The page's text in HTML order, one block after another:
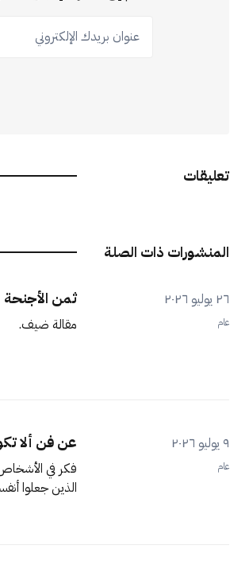
عنوان بريدك الإلكتروني
تعليقات
المنشورات ذات الصلة
٢٦ يوليو ٢٠٢٦
عام
ثمن الأجنحة
مقالة ضيف.
٩ يوليو ٢٠٢٦
عام
عن فن ألا
فكر في
الذين جعلوا